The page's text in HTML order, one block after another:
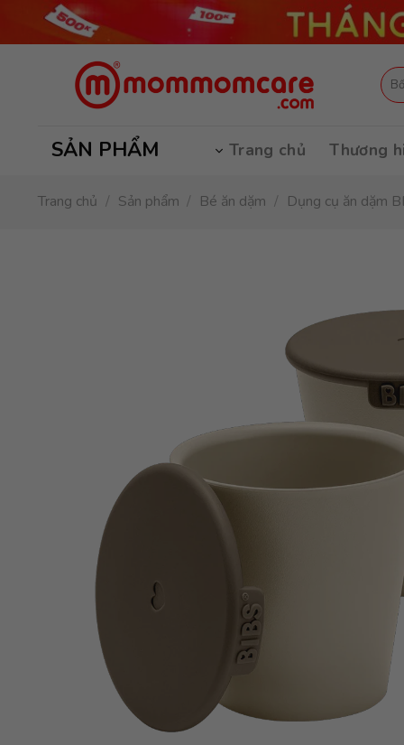
Tìm
kiếm:
SẢN PHẨM Trang chủ Thương
Trang chủ / Sản phẩm / Bé ăn dặm / Dụng cụ ăn dặm